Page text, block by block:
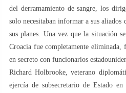
del derramamiento de sangre, los
solo necesitaban informar a sus
sus planes. Una vez que la situación
Croacia fue completamente eliminada,
en secreto con funcionarios
Richard Holbrooke, veterano
ejercía de subsecretario de Estado